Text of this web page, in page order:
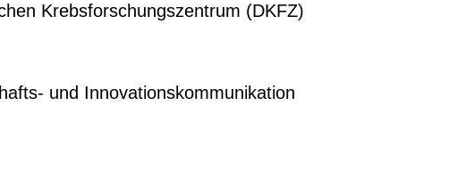
Krebsforschungszentrum (DKFZ)
und Innovationskommunikation